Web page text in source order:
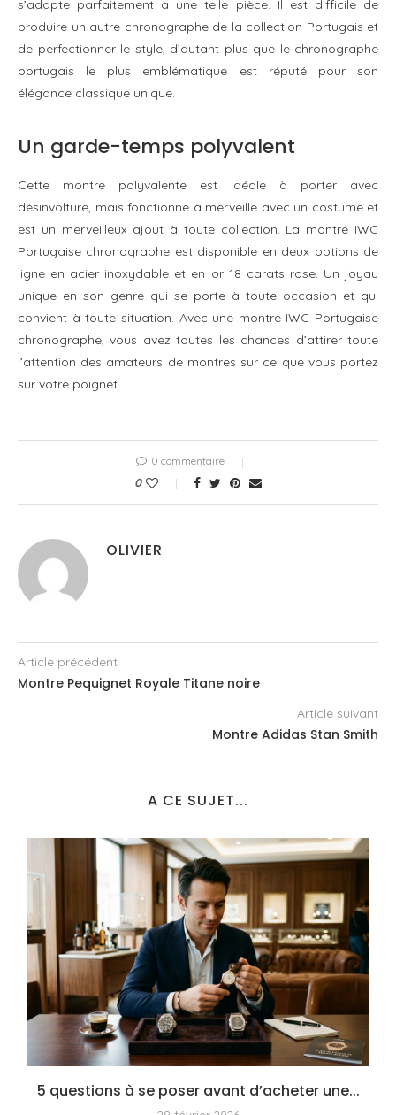
s’adapte parfaitement à une telle pièce. Il est difficile de
produire un autre chronographe de la collection Portugais et
de perfectionner le style, d’autant plus que le chronographe
portugais le plus emblématique est réputé pour son
élégance classique unique.
Un garde-temps polyvalent
Cette montre polyvalente est idéale à porter avec
désinvolture, mais fonctionne à merveille avec un costume et
est un merveilleux ajout à toute collection. La montre IWC
Portugaise chronographe est disponible en deux options de
ligne en acier inoxydable et en or 18 carats rose. Un joyau
unique en son genre qui se porte à toute occasion et qui
convient à toute situation. Avec une montre IWC Portugaise
chronographe, vous avez toutes les chances d’attirer toute
l’attention des amateurs de montres sur ce que vous portez
sur votre poignet.
0 commentaire
0
OLIVIER
Article précédent
Montre Pequignet Royale Titane noire
Article suivant
Montre Adidas Stan Smith
A CE SUJET...
5 questions à se poser avant d’acheter une...